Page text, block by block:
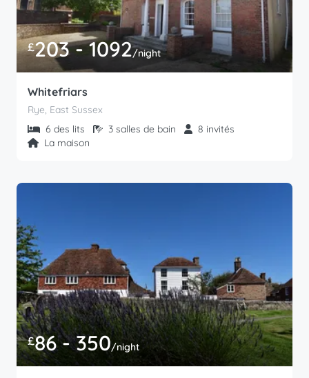
£203 - 1092/night
Whitefriars
Rye, East Sussex
6 des lits
3 salles de bain
8 invités
La maison
£86 - 350/night